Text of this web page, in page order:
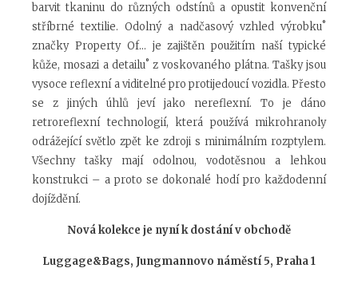
barvit tkaninu do různých odstínů a opustit konvenční
stříbrné textilie. Odolný a nadčasový vzhled výrobku˚
značky Property Of... je zajištěn použitím naší typické
kůže, mosazi a detailu˚ z voskovaného plátna. Tašky jsou
vysoce reflexní a viditelné pro protijedoucí vozidla. Přesto
se z jiných úhlů jeví jako nereflexní. To je dáno
retroreflexní technologií, která používá mikrohranoly
odrážející světlo zpět ke zdroji s minimálním rozptylem.
Všechny tašky mají odolnou, vodotěsnou a lehkou
konstrukci – a proto se dokonalé hodí pro každodenní
dojíždění.
Nová kolekce je nyní k dostání v obchodě
Luggage&Bags, Jungmannovo náměstí 5, Praha 1